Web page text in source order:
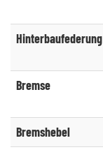
Hinterbaufederung
Bremse
Bremshebel